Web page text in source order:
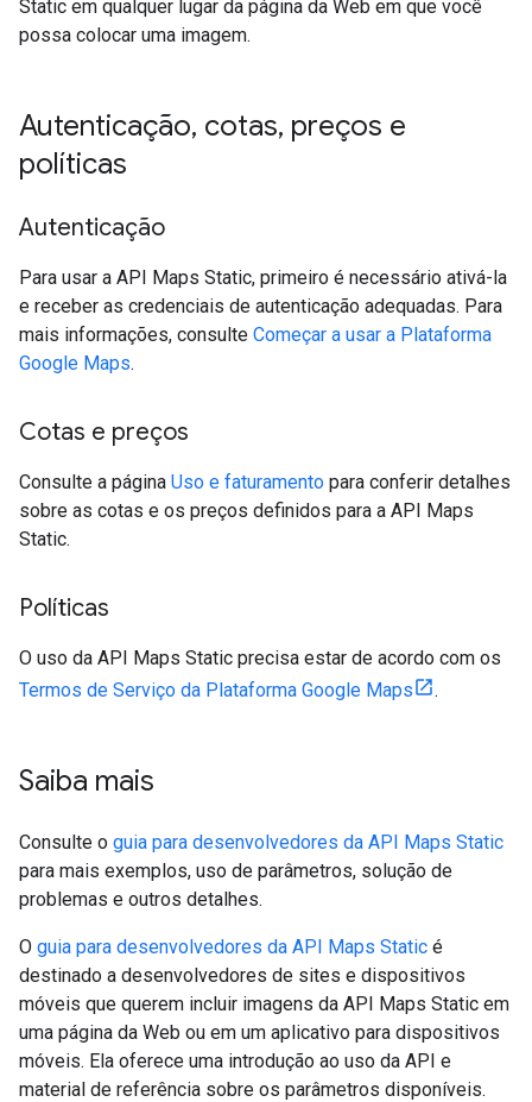
Static em qualquer lugar da página da Web em que você
possa colocar uma imagem.
Autenticação, cotas, preços e
políticas
Autenticação
Para usar a API Maps Static, primeiro é necessário ativá-la
e receber as credenciais de autenticação adequadas. Para
mais informações, consulte Começar a usar a Plataforma
Google Maps.
Cotas e preços
Consulte a página Uso e faturamento para conferir detalhes
sobre as cotas e os preços definidos para a API Maps
Static.
Políticas
O uso da API Maps Static precisa estar de acordo com os
Termos de Serviço da Plataforma Google Maps
.
Saiba mais
Consulte o guia para desenvolvedores da API Maps Static
para mais exemplos, uso de parâmetros, solução de
problemas e outros detalhes.
O guia para desenvolvedores da API Maps Static é
destinado a desenvolvedores de sites e dispositivos
móveis que querem incluir imagens da API Maps Static em
uma página da Web ou em um aplicativo para dispositivos
móveis. Ela oferece uma introdução ao uso da API e
material de referência sobre os parâmetros disponíveis.